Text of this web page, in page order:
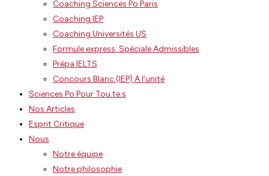
Coaching Sciences Po Paris
Coaching IEP
Coaching Universités US
Formule express: Spéciale Admissibles
Prépa IELTS
Concours Blanc (IEP) A l’unité
Sciences Po Pour Tou.te.s
Nos Articles
Esprit Critique
Nous
Notre équipe
Notre philosophie